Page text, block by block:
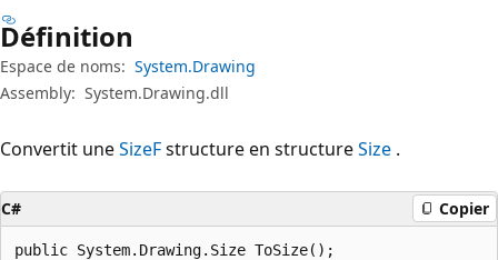
Définition
Espace de noms: System.Drawing
Assembly: System.Drawing.dll
Convertit uneSizeFstructure en structureSize .
C# Copier
public System.Drawing.Size ToSize();